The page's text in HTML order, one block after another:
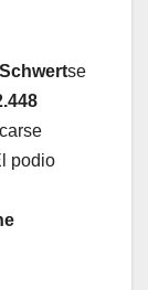
se
podio